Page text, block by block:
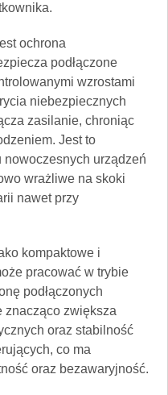
ochrona
podłączone
wzrostami
niebezpiecznych
zasilanie, chroniąc
Jest to
urządzeń
wrażliwe na skoki
nawet przy
kompaktowe i
pracować w trybie
podłączonych
znacząco zwiększa
oraz stabilność
co ma
oraz bezawaryjność.